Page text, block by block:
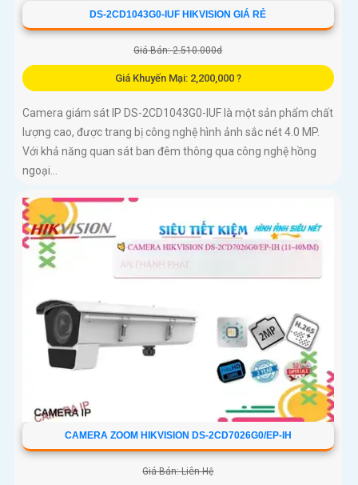
DS-2CD1043G0-IUF HIKVISION GIÁ RẺ
Giá Bán: 2.510.000d
Giá Khuyến Mại: 2,200,000 ?
Camera giám sát IP DS-2CD1043G0-IUF là một sản phẩm chất
lượng cao, được trang bị công nghệ hình ảnh sắc nét 4.0 MP.
Với khả năng quan sát ban đêm thông qua công nghệ hồng
ngoại...
CAMERA ZOOM HIKVISION DS-2CD7026G0/EP-IH
Giá Bán: Liên Hệ